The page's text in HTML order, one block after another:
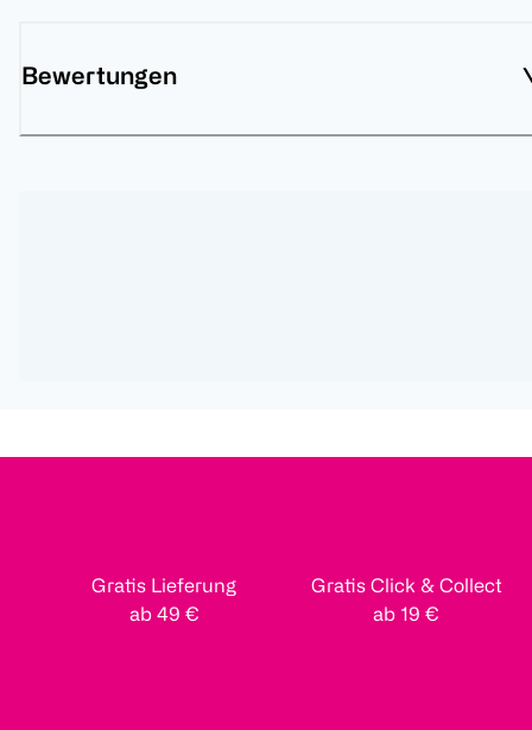
Bewertungen
Gratis Lieferung
ab 49 €
Gratis Click & Collect
ab 19 €